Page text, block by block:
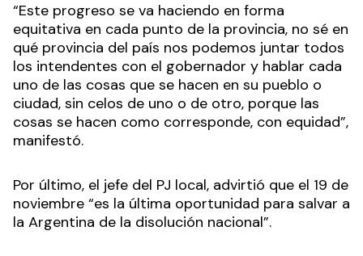
“Este progreso se va haciendo en forma
equitativa en cada punto de la provincia, no sé en
qué provincia del país nos podemos juntar todos
los intendentes con el gobernador y hablar cada
uno de las cosas que se hacen en su pueblo o
ciudad, sin celos de uno o de otro, porque las
cosas se hacen como corresponde, con equidad”,
manifestó.
Por último, el jefe del PJ local, advirtió que el 19 de
noviembre “es la última oportunidad para salvar a
la Argentina de la disolución nacional”.